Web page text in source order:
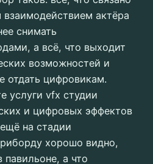
актёра
снимать
а всё, что выходит
возможностей и
отдать цифровикам.
услуги vfx студии
и цифровых эффектов
на стадии
хорошо видно,
а что